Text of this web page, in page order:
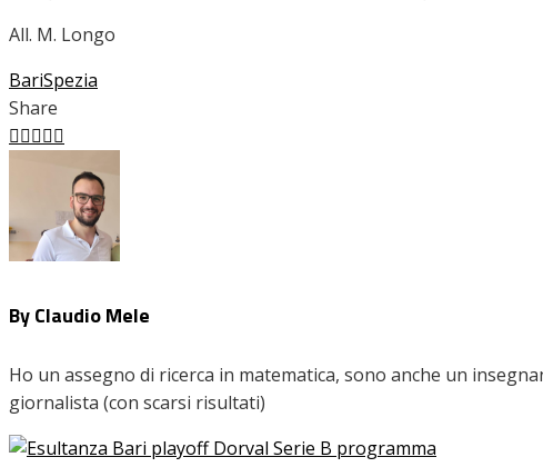
All. M. Longo
BariSpezia
Share
Facebook
Twitter
LinkedIn
Pinterest
Stumbleupon
By Claudio Mele
Ho un assegno di ricerca in matematica, sono anche un
giornalista (con scarsi risultati)